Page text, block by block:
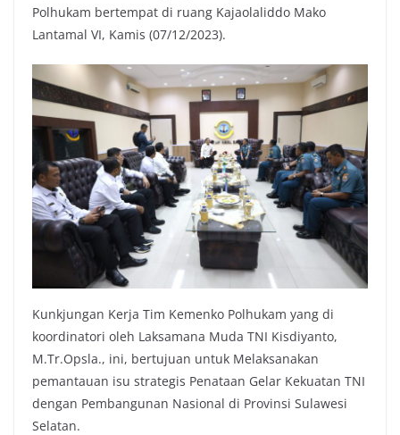
Polhukam bertempat di ruang Kajaolaliddo Mako
Lantamal VI, Kamis (07/12/2023).
Kunkjungan Kerja Tim Kemenko Polhukam yang di
koordinatori oleh Laksamana Muda TNI Kisdiyanto,
M.Tr.Opsla., ini, bertujuan untuk Melaksanakan
pemantauan isu strategis Penataan Gelar Kekuatan TNI
dengan Pembangunan Nasional di Provinsi Sulawesi
Selatan.